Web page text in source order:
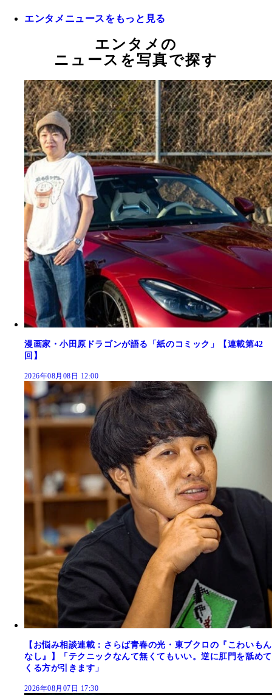
エンタメニュースをもっと見る
エンタメの
ニュースを写真で探す
漫画家・小田原ドラゴンが語る「紙のコミック」【連載第42
回】
2026年08月08日 12:00
【お悩み相談連載：さらば青春の光・東ブクロの『こわいもん
なし』】「テクニックなんて無くてもいい。逆に肛門を舐めて
くる方が引きます」
2026年08月07日 17:30